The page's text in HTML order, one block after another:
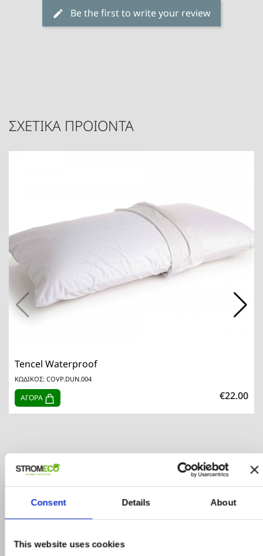
Consent Details About
This website uses cookies
Be the first to write your review
ΣΧΕΤΙΚΑ ΠΡΟΙΟΝΤΑ
Tencel Waterproof
ΚΩΔΙΚΟΣ: COVP.DUN.004
ΑΓΟΡΑ €22.00
Προϊόντα σε προσφορά